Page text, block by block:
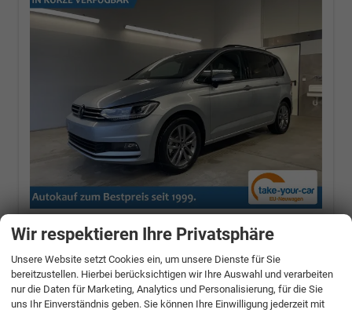
Volkswagen TouranComfortline 150PS
Connect
1.5 TSI 110kW / 150PS
unverbindliche Lieferzeit:14 Tage
Wir respektieren Ihre Privatsphäre
Unsere Website setzt Cookies ein, um unsere Dienste für Sie
bereitzustellen. Hierbei berücksichtigen wir Ihre Auswahl und verarbeiten
nur die Daten für Marketing, Analytics und Personalisierung, für die Sie
uns Ihr Einverständnis geben. Sie können Ihre Einwilligung jederzeit mit